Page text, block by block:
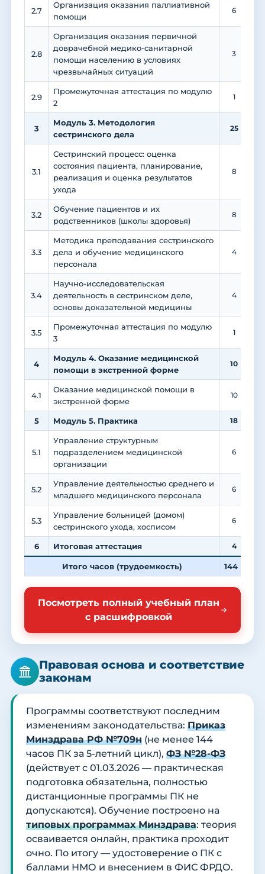
2.7
Организация оказания паллиативной
помощи
6
2.8
Организация оказания первичной
доврачебной медико-санитарной
помощи населению в условиях
чрезвычайных ситуаций
3
2.9
Промежуточная аттестация по модулю
2
1
3
Модуль 3. Методология
сестринского дела
25
3.1
Сестринский процесс: оценка
состояния пациента, планирование,
реализация и оценка результатов
ухода
8
3.2
Обучение пациентов и их
родственников (школы здоровья)
8
3.3
Методика преподавания сестринского
дела и обучение медицинского
персонала
4
3.4
Научно-исследовательская
деятельность в сестринском деле,
основы доказательной медицины
4
3.5
Промежуточная аттестация по модулю
3
1
4
Модуль 4. Оказание медицинской
помощи в экстренной форме
10
4.1
Оказание медицинской помощи в
экстренной форме
10
5 Модуль 5. Практика 18
5.1
Управление структурным
подразделением медицинской
организации
6
5.2
Управление деятельностью среднего и
младшего медицинского персонала
6
5.3
Управление больницей (домом)
сестринского ухода, хосписом
6
6 Итоговая аттестация 4
Итого часов (трудоемкость) 144
Посмотреть полный учебный план
с расшифровкой
Правовая основа и соответствие
законам
Программы соответствуют последним
изменениям законодательства: Приказ
Минздрава РФ №709н (не менее 144
часов ПК за 5-летний цикл), ФЗ №28-ФЗ
(действует с 01.03.2026 — практическая
подготовка обязательна, полностью
дистанционные программы ПК не
допускаются). Обучение построено на
типовых программах Минздрава: теория
осваивается онлайн, практика проходит
очно. По итогу — удостоверение о ПК с
баллами НМО и внесением в ФИС ФРДО.